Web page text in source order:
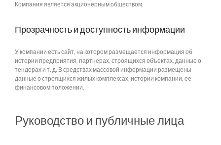
Компания является акционерным обществом.
Прозрачность и доступность информации
У компании есть сайт, на котором размещается информация об
истории предприятия, партнерах, строящихся объектах, данные о
тендерах и т. д. В средствах массовой информации размещены
данные о строящихся жилых комплексах, истории компании, ее
финансовом положении.
Руководство и публичные лица